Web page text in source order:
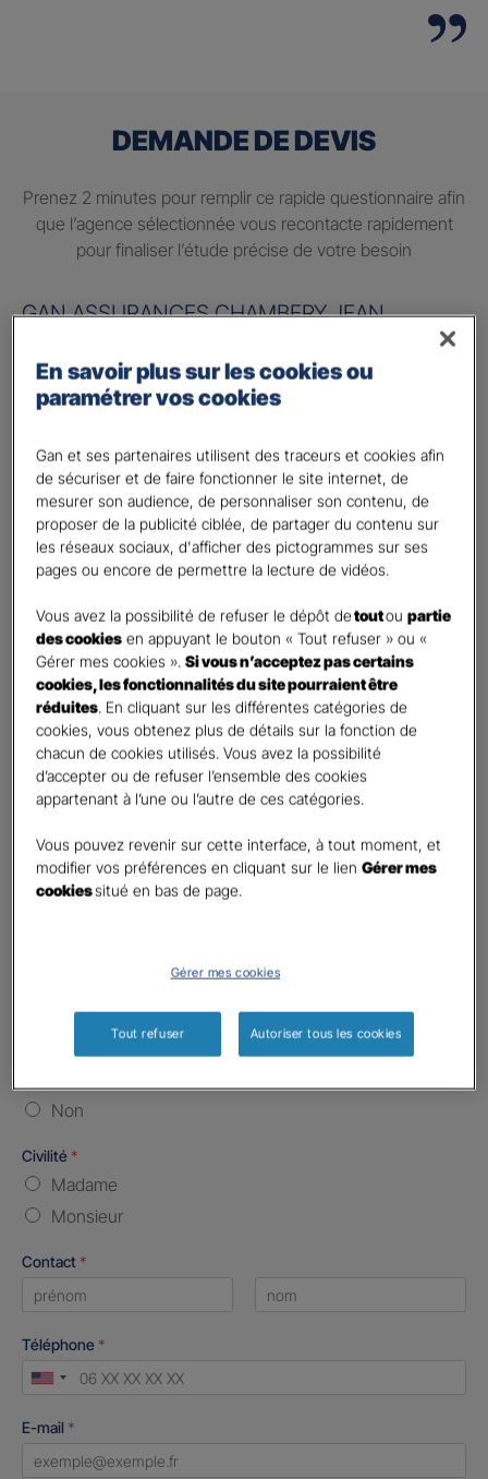
DEMANDE DE DEVIS
Prenez 2 minutes pour remplir ce rapide questionnaire afin
que l’agence sélectionnée vous recontacte rapidement
pour finaliser l’étude précise de votre besoin
GAN ASSURANCES CHAMBERY JEAN
Information sur votre besoin :
Quels sont vos besoins ?
Préparer ma retraite
Percevoir un complément de revenu régulier à la
retraite
Percevoir un capital
Etes-vous déjà titulaire d’un contrat Retraite ? *
Oui
Non
Quel est votre statut professionnel ? *
TNS (Travailleur non salarié)
Salarié
Autre
Le saviez-vous ?
Non
Civilité *
Madame
Monsieur
Contact *
Téléphone *
United
+1
E-mail *
En savoir plus sur les cookies ou
paramétrer vos cookies
Gan et ses partenaires utilisent des traceurs et cookies afin
de sécuriser et de faire fonctionner le site internet, de
mesurer son audience, de personnaliser son contenu, de
proposer de la publicité ciblée, de partager du contenu sur
les réseaux sociaux, d'afficher des pictogrammes sur ses
pages ou encore de permettre la lecture de vidéos.
Vous avez la possibilité de refuser le dépôt detoutoupartie
des cookies en appuyant le bouton « Tout refuser » ou «
Gérer mes cookies ».Si vous n’acceptez pas certains
cookies, les fonctionnalités du site pourraient être
réduites . En cliquant sur les différentes catégories de
cookies, vous obtenez plus de détails sur la fonction de
chacun de cookies utilisés. Vous avez la possibilité
d’accepter ou de refuser l’ensemble des cookies
appartenant à l’une ou l’autre de ces catégories.
Vous pouvez revenir sur cette interface, à tout moment, et
modifier vos préférences en cliquant sur le lienGérer mes
cookiessitué en bas de page.
Gérer mes cookies
Tout refuser Autoriser tous les cookies